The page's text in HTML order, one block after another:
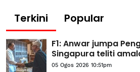
Terkini Popular
F1: Anwar jumpa
Singapura teliti
05 Ogos 2026 10:51pm